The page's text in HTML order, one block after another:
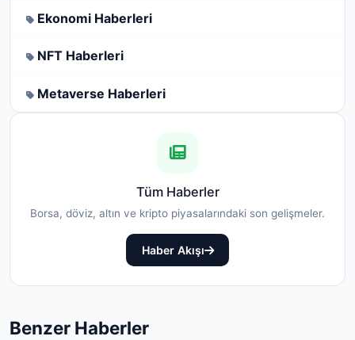
Ekonomi Haberleri
NFT Haberleri
Metaverse Haberleri
Tüm Haberler
Borsa, döviz, altın ve kripto piyasalarındaki son gelişmeler.
Haber Akışı
Benzer Haberler